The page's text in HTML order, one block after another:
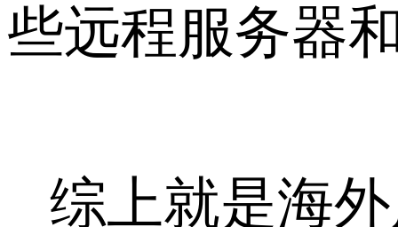
些远程服务器
综上就是海